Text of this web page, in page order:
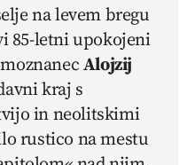
na levem bregu
85-letni upokojeni
Alojzij
kraj s
in neolitskimi
rustico na mestu